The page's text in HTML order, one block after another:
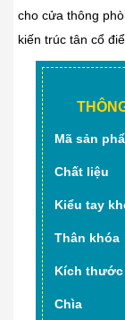
cho cửa thông
kiến trúc tân cổ
Mã sản
Chất liệu :
Kiểu tay
Thân khóa
Kích thước
Chìa
: